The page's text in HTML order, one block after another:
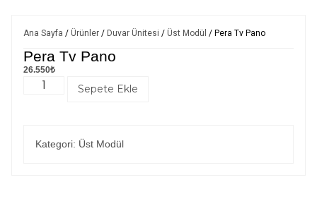
Ana Sayfa / Ürünler / Duvar Ünitesi / Üst Modül / Pera Tv Pano
Pera Tv Pano
26.550₺
Sepete Ekle
Kategori: Üst Modül